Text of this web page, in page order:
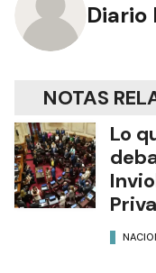
Diario
NOTAS
Lo